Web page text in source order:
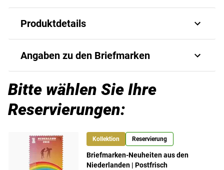
Produktdetails
Windmühlen
In Holland finden wir die modernste Briefmarkengrafik
der Welt. Die Postverwaltung hat auf diesem Gebiet mit
zeitgenössischen Künstlernschon sehr viele Experimente
unternommen. Von der modernen Briefmarkengrafik
einmal abgesehen, ist dieAusgabepolitik grundsolide
die niederländische Wirtschaft.
Postfrische und gestempelte Briefmarken-Neuheiten der
Angaben zu den Briefmarken
Art.-Nr.
102
Ausgabeland Niederlande
Prägequalität /
Erhaltung
Postfrisch, Gestempelt,
Ersttagsbrief
Bitte wählen Sie Ihre
Reservierungen:
Kollektion Reservierung
Briefmarken-Neuheiten aus den
Niederlanden | Postfrisch